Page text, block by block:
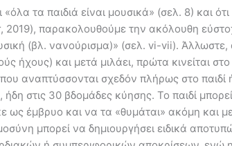
τα παιδιά είναι μουσικά» (σελ. 8) και
παρακολουθούμε την ακόλουθη
(βλ. νανούρισμα)» (σελ. vi-vii). Άλλωστε,
ήχους) και μετά μιλάει, πρώτα κινείται
που αναπτύσσονται σχεδόν πλήρως στο
στις 30 βδομάδες κύησης. Το παιδί
ως έμβρυο και να τα «θυμάται» ακόμη και
μπορεί να δημιουργήσει ειδικά